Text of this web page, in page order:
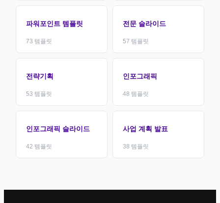
파워포인트 템플릿
73 템플릿
전문 슬라이드
57 템플릿
전략기획
53 템플릿
인포그래픽
48 템플릿
인포그래픽 슬라이드
42 템플릿
사업 계획 발표
38 템플릿